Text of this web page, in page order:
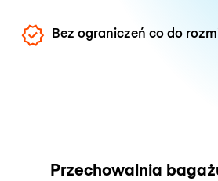
Bez ograniczeń co do
Przechowalnia